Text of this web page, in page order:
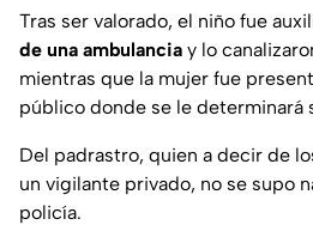
Tras ser valorado, el niño fue
de una ambulancia y lo
mientras que la mujer fue
público donde se le determinará
Del padrastro, quien a decir de
un vigilante privado, no se supo
policía.